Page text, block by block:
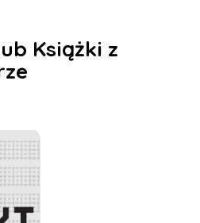
Książki z